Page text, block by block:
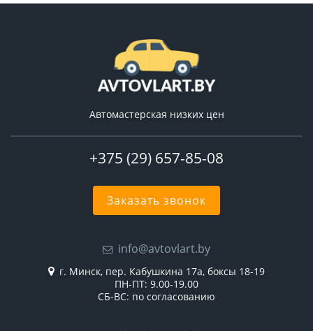
Автомастерская низких цен
+375 (29) 657-85-08
Заказать звонок
info@avtovlart.by
г. Минск, пер. Кабушкина 17а, боксы 18-19
ПН-ПТ: 9.00-19.00
СБ-ВС: по согласованию